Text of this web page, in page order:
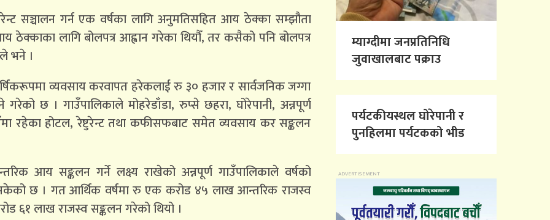
सञ्चालन गर्न एक वर्षका लागि अनुमतिसहित आय ठेक्का सम्झौता
ठेक्काका लागि बोलपत्र आह्वान गरेका थियौँ, तर कसैको पनि बोलपत्र
भने ।
व्यवसाय करवापत हरेकलाई रु ३० हजार र सार्वजनिक जग्गा
छ । गाउँपालिकाले मोहरेडाँडा, रुप्से छहरा, घोरेपानी, अन्नपूर्ण
रहेका होटल, रेष्टुरेन्ट तथा कफीसफबाट समेत व्यवसाय कर सङ्कलन
आय सङ्कलन गर्ने लक्ष्य राखेको अन्नपूर्ण गाउँपालिकाले वर्षको
छ । गत आर्थिक वर्षमा रु एक करोड ४५ लाख आन्तरिक राजस्व
६१ लाख राजस्व सङ्कलन गरेको थियो ।
म्याग्दीमा जनप्रतिनिधि
जुवाखालबाट पक्राउ
पर्यटकीयस्थल घोरेपानी र
पुनहिलमा पर्यटकको भीड